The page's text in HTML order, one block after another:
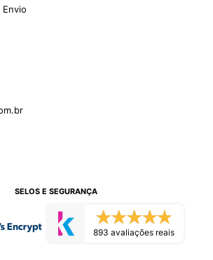
SELOS E SEGURANÇA
893 avaliações reais